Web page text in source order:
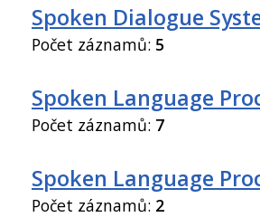
Spoken Dialogue
Počet záznamů: 5
Spoken Language
Počet záznamů: 7
Spoken Language
Počet záznamů: 2